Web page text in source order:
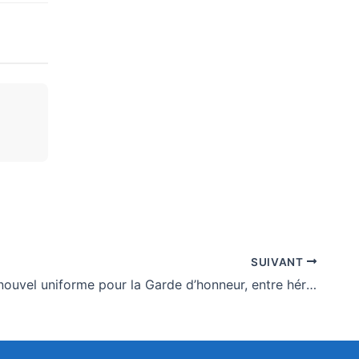
SUIVANT
Bénin : un nouvel uniforme pour la Garde d’honneur, entre héritage et modernité